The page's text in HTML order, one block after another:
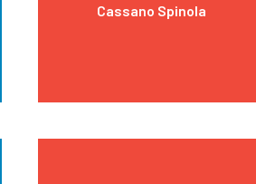
Cassano Spinola